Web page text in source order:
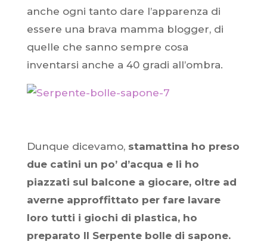
anche ogni tanto dare l’apparenza di
essere una brava mamma blogger, di
quelle che sanno sempre cosa
inventarsi anche a 40 gradi all’ombra.
Dunque dicevamo, stamattina ho preso
due catini un po’ d’acqua e li ho
piazzati sul balcone a giocare, oltre ad
averne approffittato per fare lavare
loro tutti i giochi di plastica, ho
preparato Il Serpente bolle di sapone.